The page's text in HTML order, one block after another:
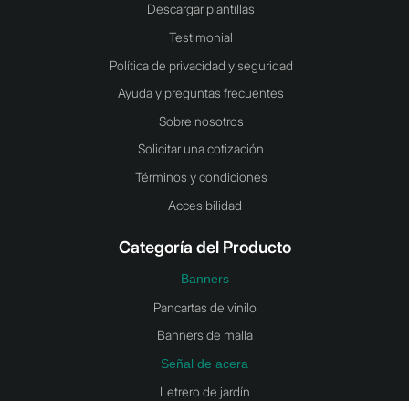
Descargar plantillas
Testimonial
Política de privacidad y seguridad
Ayuda y preguntas frecuentes
Sobre nosotros
Solicitar una cotización
Términos y condiciones
Accesibilidad
Categoría del Producto
Banners
Pancartas de vinilo
Banners de malla
Señal de acera
Letrero de jardín